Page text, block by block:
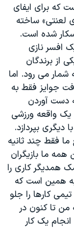
که برای ایفای
لعنتی» ساخته
شده است.
افسر نازی
از برندگان
شمار می رود. اما
جوایز فقط به
دست آوردن
یک واقعه ورزشی
بپردازد.
فقط چند ثانیه
ما بازیگران
همدیگر کاری را
به همین است که
کارها را جلو
من تا کنون در
یک کار